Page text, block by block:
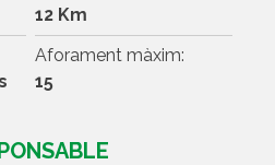
12 Km
Aforament màxim:
15